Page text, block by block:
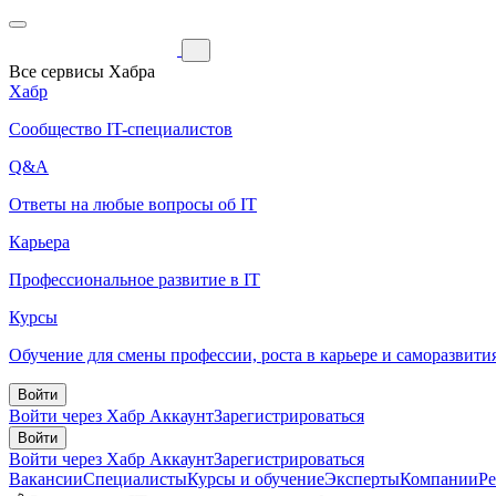
Все сервисы Хабра
Хабр
Сообщество IT-специалистов
Q&A
Ответы на любые вопросы об IT
Карьера
Профессиональное развитие в IT
Курсы
Обучение для смены профессии, роста в карьере и
Войти
Войти через Хабр АккаунтЗарегистрироваться
Войти
Войти через Хабр АккаунтЗарегистрироваться
ВакансииСпециалистыКурсы и обучениеЭкспертыКомпании